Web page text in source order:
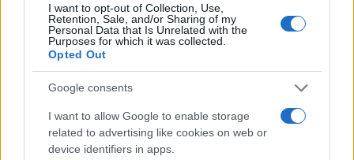
I want to opt-out of Collection, Use,
Retention, Sale, and/or Sharing of my
Personal Data that Is Unrelated with the
Purposes for which it was collected.
Opted Out
Google consents
I want to allow Google to enable storage
related to advertising like cookies on web or
device identifiers in apps.
Come ottenere ricci morbidi e definiti con la giusta
routine di cura
Cristian Castiglioni · 9 Ago 2026